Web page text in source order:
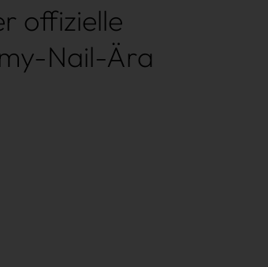
offizielle
Nail-Ära